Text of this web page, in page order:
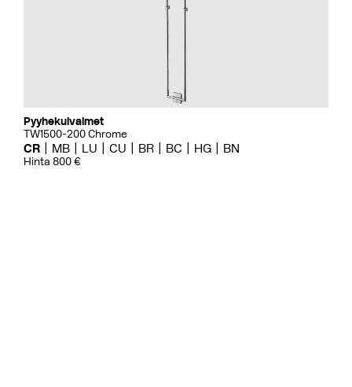
Pyyhekuivaimet
TW1500-200 Chrome
CR MB LU CU BR BC HG BN
Hinta 800 €